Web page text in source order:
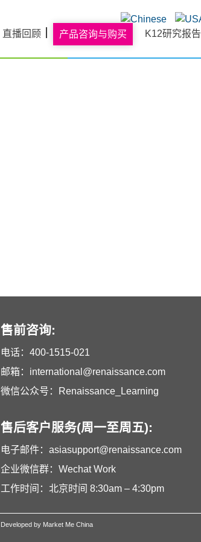
直播回顾 产品咨询与购买 K12研究报告
售前咨询:
电话：400-1515-021
邮箱： international@renaissance.com
微信公众号：Renaissance_Learning
售后客户服务(周一至周五):
电子邮件：asiasupport@renaissance.com
企业微信群：Wechat Work
工作时间：北京时间 8:30am – 4:30pm
Developed by Market Me China